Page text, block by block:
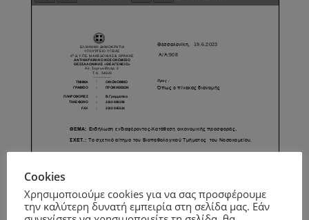
Cookies
Χρησιμοποιούμε cookies για να σας προσφέρουμε
την καλύτερη δυνατή εμπειρία στη σελίδα μας. Εάν